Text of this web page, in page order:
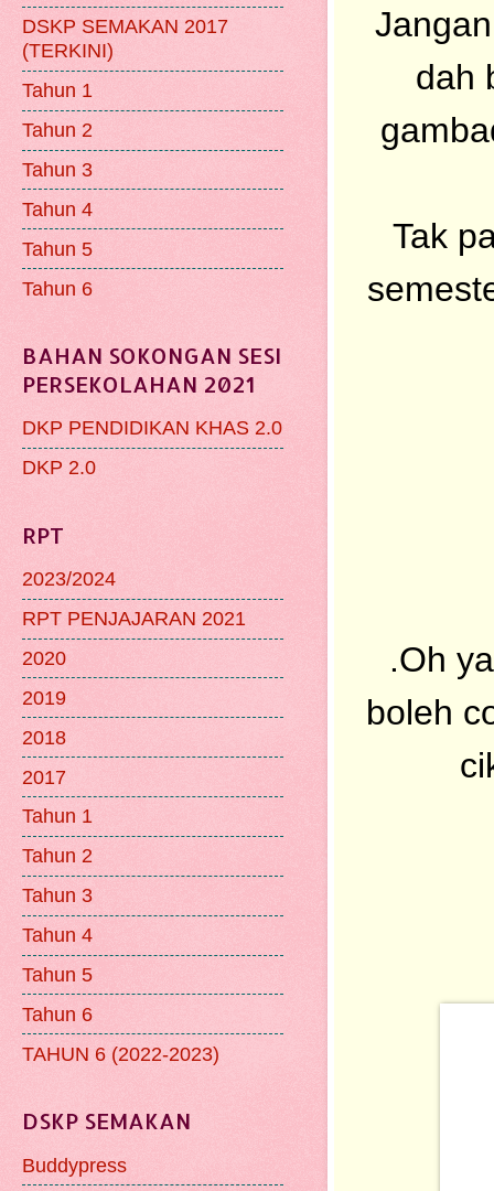
dah
Tak
.Oh
boleh
DSKP SEMAKAN 2017
(TERKINI)
Tahun 1
Tahun 2
Tahun 3
Tahun 4
Tahun 5
Tahun 6
BAHAN SOKONGAN SESI
PERSEKOLAHAN 2021
DKP PENDIDIKAN KHAS 2.0
DKP 2.0
RPT
2023/2024
RPT PENJAJARAN 2021
2020
2019
2018
2017
Tahun 1
Tahun 2
Tahun 3
Tahun 4
Tahun 5
Tahun 6
TAHUN 6 (2022-2023)
DSKP SEMAKAN
Buddypress